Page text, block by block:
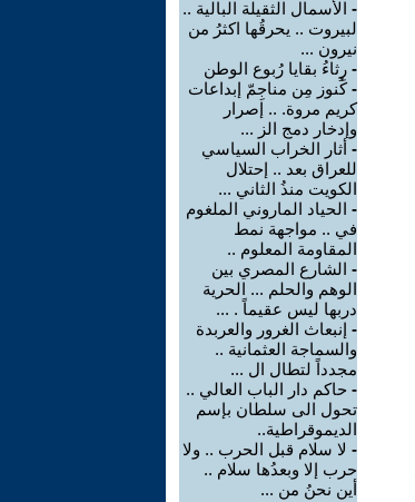
- الأسمال الثقيلة البالية ..
لبيروت .. يحرقُها اكثرُ من
نيرون ...
- رِثاءُ بقايا رُبوع الوطن
-كُنوز مِن مناجِمّ إبداعات
كريم مروة. .. إصرار
وإدخار دمج الز ...
- أثار الخراب السياسي
للعراق بعد .. إحتلال
الكويت منذُ الثاني ...
- الحياد الماروني الملغوم
في .. مواجهة نمط
المقاومة المعلوم ..
- الشارع المصري بين
الوهم والحلم ... الحرية
دربها ليس عقيماً . ...
- إنبعاث الغرور والعربدة
والسماجة العثمانية ..
مجدداً لتطال ال ...
- حاكم دار الباب العالي ..
تحول الى سلطان بإسم
الديموقراطية..
- لا سلام قبل الحرب .. ولا
حرب إلا وبعدُها سلام ..
أين نحنُ من ...